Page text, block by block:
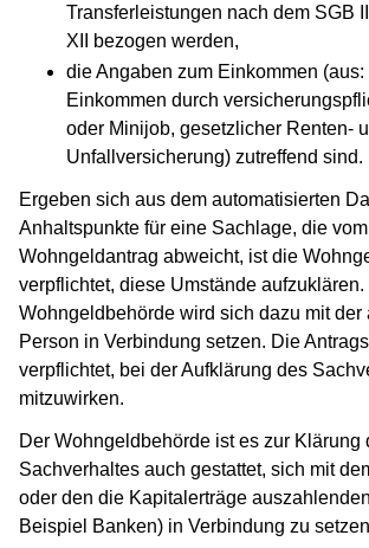
Transferleistungen nach dem SGB
XII bezogen werden,
die Angaben zum Einkommen
Einkommen durch
oder Minijob, gesetzlicher Renten-
Unfallversicherung) zutreffend sind.
Ergeben sich aus dem automatisierten
Anhaltspunkte für eine Sachlage, die vom
Wohngeldantrag abweicht, ist die
verpflichtet, diese Umstände aufzuklären.
Wohngeldbehörde wird sich dazu mit der
Person in Verbindung setzen. Die
verpflichtet, bei der Aufklärung des
mitzuwirken.
Der Wohngeldbehörde ist es zur Klärung
Sachverhaltes auch gestattet, sich mit
oder den die Kapitalerträge
Beispiel Banken) in Verbindung zu